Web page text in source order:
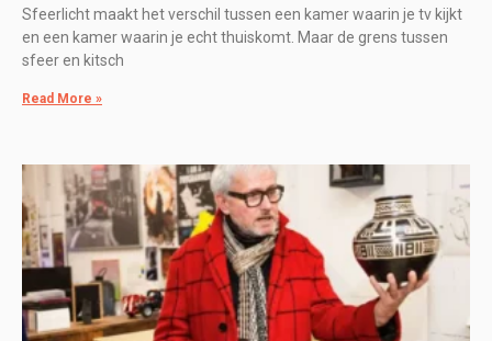
Sfeerlicht maakt het verschil tussen een kamer waarin je tv kijkt
en een kamer waarin je echt thuiskomt. Maar de grens tussen
sfeer en kitsch
Read More »